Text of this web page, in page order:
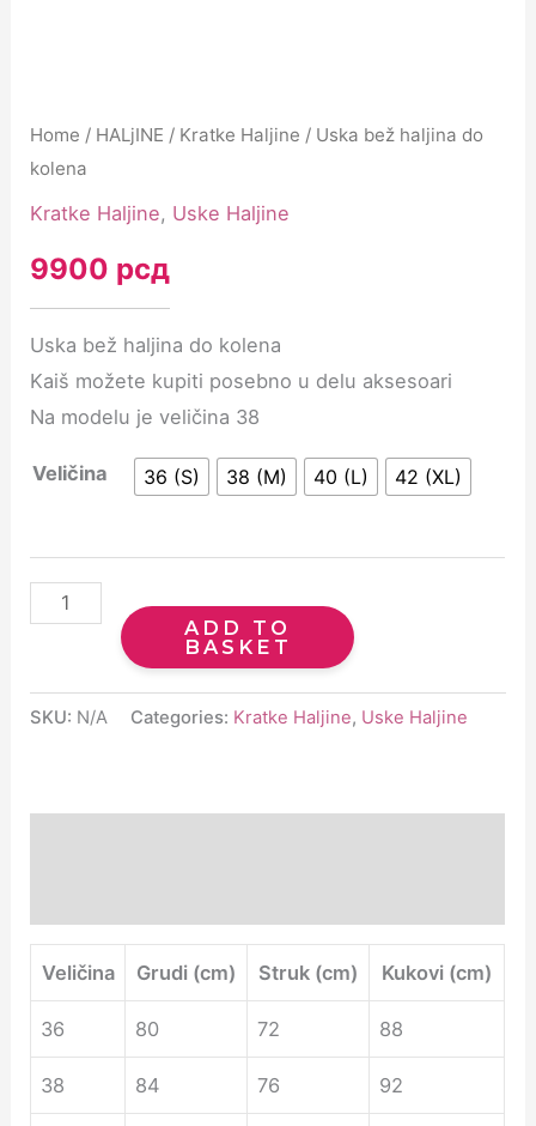
Home / HALjINE / Kratke Haljine / Uska bež haljina do
kolena
Kratke Haljine, Uske Haljine
9900 рсд
Uska bež haljina do kolena
Kaiš možete kupiti posebno u delu aksesoari
Na modelu je veličina 38
Veličina 36 (S) 38 (M) 40 (L) 42 (XL)
ADD TO
BASKET
SKU: N/A Categories: Kratke Haljine, Uske Haljine
Veličina Grudi (cm) Struk (cm) Kukovi (cm)
36 80 72 88
38 84 76 92